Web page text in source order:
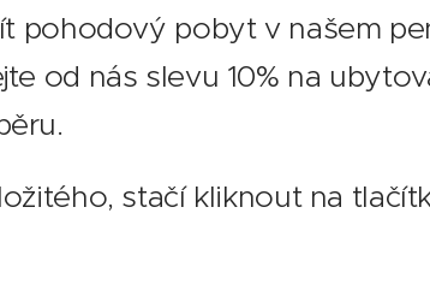
pohodový pobyt v našem
od nás slevu 10% na
stačí kliknout na